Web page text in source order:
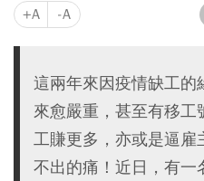
+A -A
這兩年來因疫情缺工的
來愈嚴重，甚至有移
工賺更多，亦或是逼雇
不出的痛！近日，有一